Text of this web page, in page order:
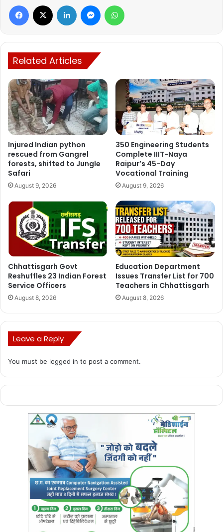
Manish Tiwari
Facebook LinkedIn Messenger
Related Articles
Injured Indian python
rescued from Gangrel
forests, shifted to Jungle
Safari
August 9, 2026
350 Engineering Students
Complete IIIT-Naya
Raipur’s 45-Day
Vocational Training
August 9, 2026
Chhattisgarh Govt
Reshuffles 23 Indian Forest
Service Officers
August 8, 2026
Education Department
Issues Transfer List for 700
Teachers in Chhattisgarh
August 8, 2026
Leave a Reply
You must be logged in to post a comment.